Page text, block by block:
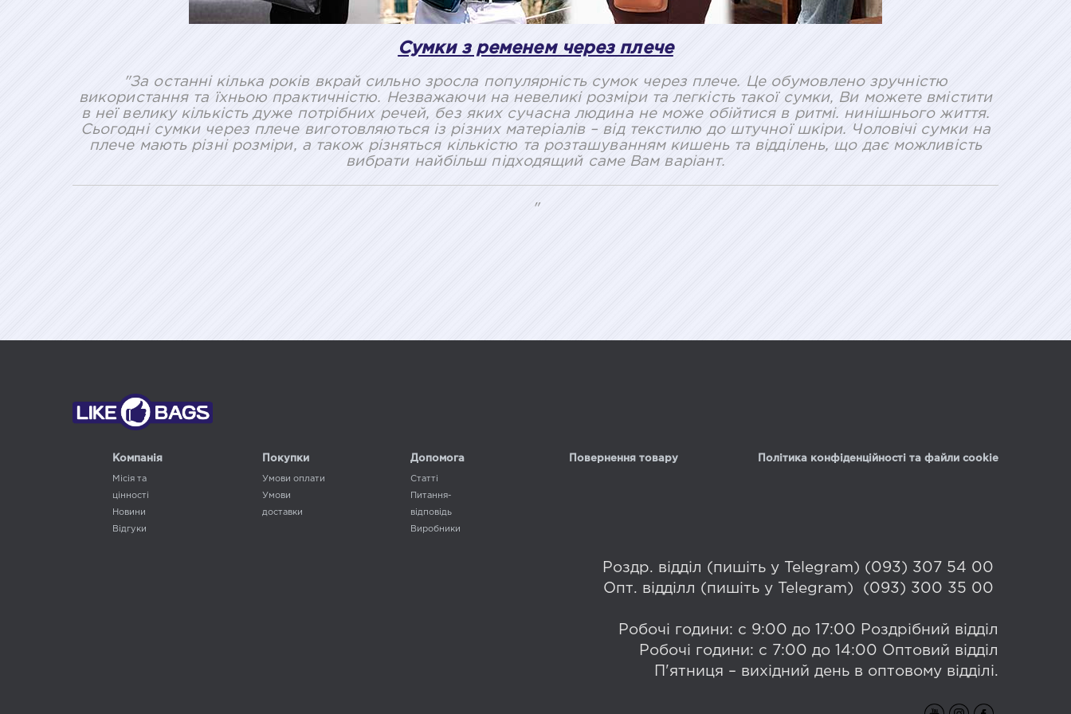
Сумки з ременем через плече
"За останні кілька років вкрай сильно зросла популярність сумок через плече. Це обумовлено зручністю
використання та їхньою практичністю. Незважаючи на невеликі розміри та легкість такої сумки, Ви можете вмістити
в неї велику кількість дуже потрібних речей, без яких сучасна людина не може обійтися в ритмі. нинішнього життя.
Сьогодні сумки через плече виготовляються із різних матеріалів – від текстилю до штучної шкіри. Чоловічі сумки на
плече мають різні розміри, а також різняться кількістю та розташуванням кишень та відділень, що дає можливість
вибрати найбільш підходящий саме Вам варіант.
"
Компанія
Місія та
цінності
Новини
Відгуки
Покупки
Умови оплати
Умови
доставки
Допомога
Статті
Питання-
відповідь
Виробники
Повернення товару Політика конфіденційності та файли cookie
Роздр. відділ (пишіть у Telegram) (093) 307 54 00
Опт. відділл (пишіть у Telegram) (093) 300 35 00
Робочі години: с 9:00 до 17:00 Роздрібний відділ
Робочі години: с 7:00 до 14:00 Оптовий відділ
П'ятниця – вихідний день в оптовому відділі.